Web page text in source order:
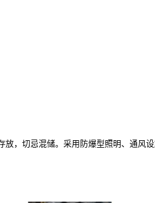
，切忌混储。采用防爆型照明、通风